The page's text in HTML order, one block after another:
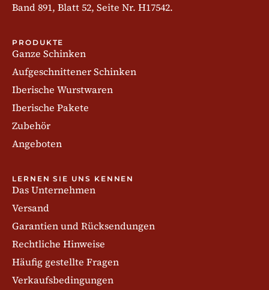
Band 891, Blatt 52, Seite Nr. H17542.
PRODUKTE
Ganze Schinken
Aufgeschnittener Schinken
Iberische Wurstwaren
Iberische Pakete
Zubehör
Angeboten
LERNEN SIE UNS KENNEN
Das Unternehmen
Versand
Garantien und Rücksendungen
Rechtliche Hinweise
Häufig gestellte Fragen
Verkaufsbedingungen